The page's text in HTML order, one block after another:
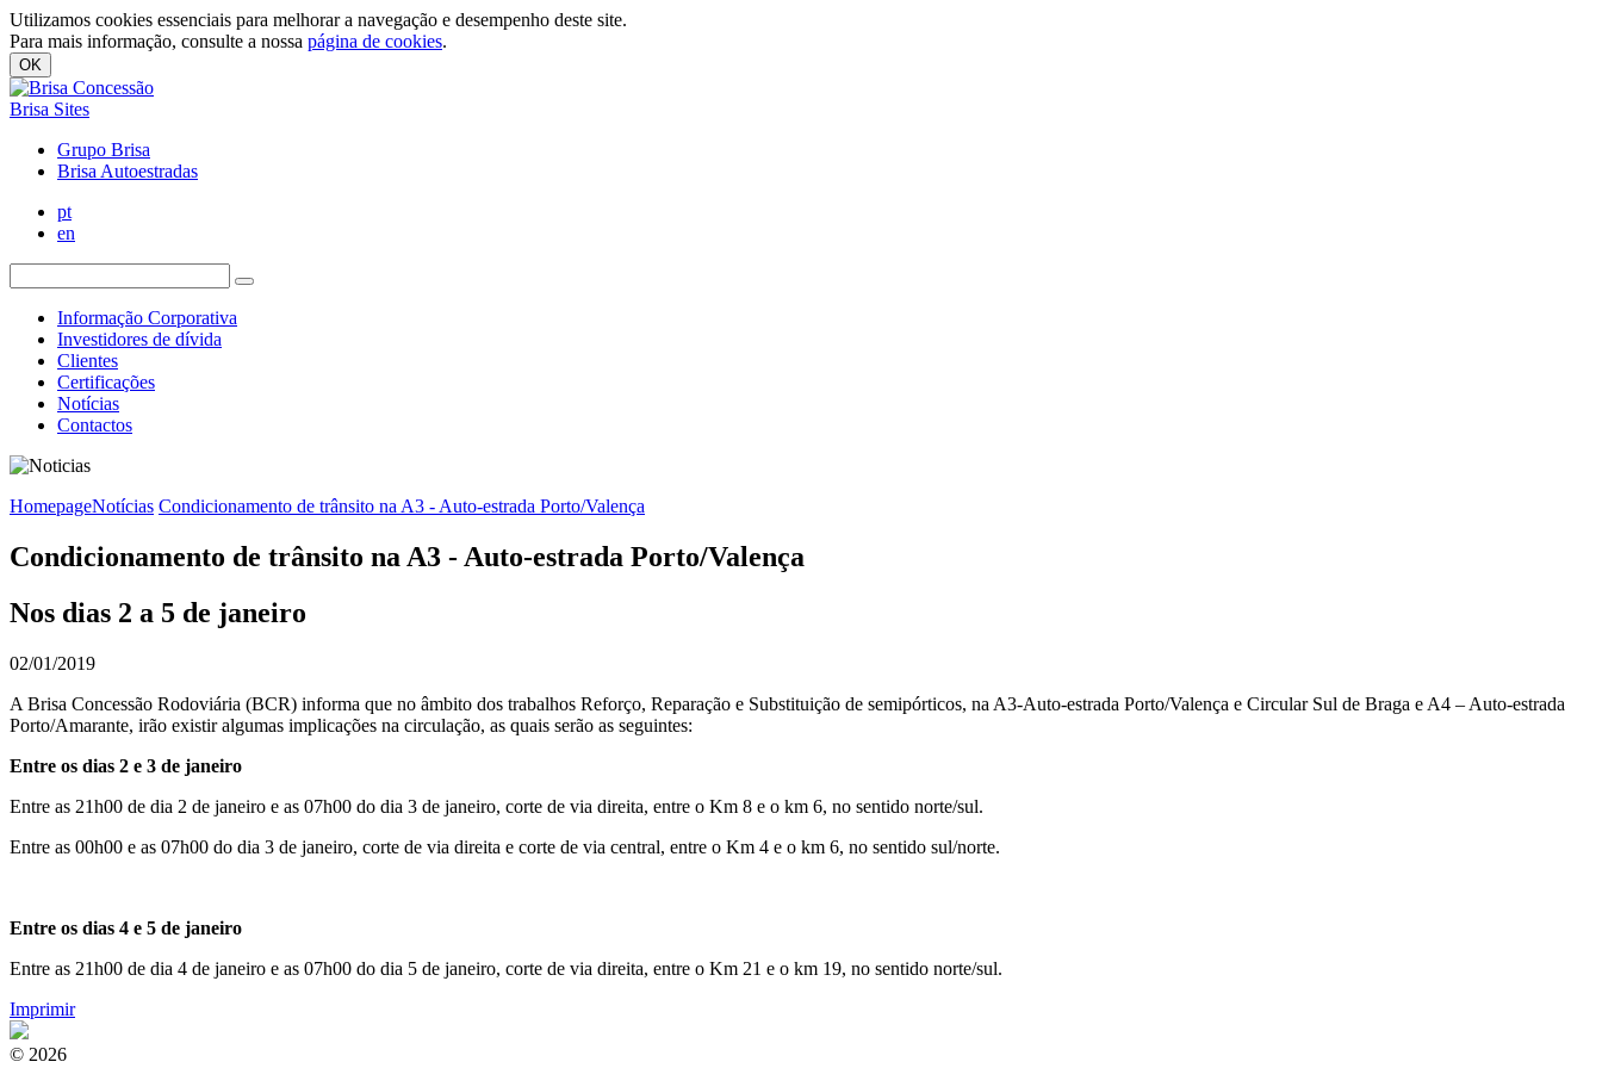
Utilizamos cookies essenciais para melhorar a navegação e desempenho deste site.
Para mais informação, consulte a nossa página de cookies.
OK
Brisa Sites
Grupo Brisa
Brisa Autoestradas
pt
en
Informação Corporativa
Investidores de dívida
Clientes
Certificações
Notícias
Contactos
HomepageNotícias Condicionamento de trânsito na A3 - Auto-estrada Porto/Valença
Condicionamento de trânsito na A3 - Auto-estrada Porto/Valença
Nos dias 2 a 5 de janeiro
02/01/2019
A Brisa Concessão Rodoviária (BCR) informa que no âmbito dos trabalhos Reforço, Reparação e Substituição de semipórticos, na A3-Auto-estrada Porto/Valença e Circular Sul de Braga e A4 – Auto-estrada
Porto/Amarante, irão existir algumas implicações na circulação, as quais serão as seguintes:
Entre os dias 2 e 3 de janeiro
Entre as 21h00 de dia 2 de janeiro e as 07h00 do dia 3 de janeiro, corte de via direita, entre o Km 8 e o km 6, no sentido norte/sul.
Entre as 00h00 e as 07h00 do dia 3 de janeiro, corte de via direita e corte de via central, entre o Km 4 e o km 6, no sentido sul/norte.
Entre os dias 4 e 5 de janeiro
Entre as 21h00 de dia 4 de janeiro e as 07h00 do dia 5 de janeiro, corte de via direita, entre o Km 21 e o km 19, no sentido norte/sul.
Imprimir
© 2026